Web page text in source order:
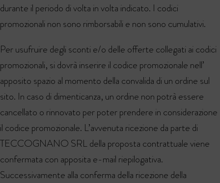
durante il periodo di volta in volta indicato. I codici
promozionali non sono rimborsabili e non sono cumulativi.
Per usufruire degli sconti e/o delle offerte collegati ai codici
promozionali, si dovrà inserire il codice promozionale nell’
apposito spazio al momento della convalida di un ordine sul
sito. In caso di dimenticanza, un ordine non potrà essere
cancellato o rinnovato per poter prendere in considerazione
il codice promozionale. L’avvenuta ricezione da parte di
TECCOGNANO SRL della proposta contrattuale viene
confermata con apposita e-mail riepilogativa.
Successivamente alla conferma della ricezione della